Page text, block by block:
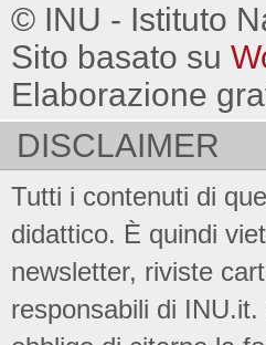
© INU - Istituto
Sito basato su
Elaborazione
DISCLAIMER
Tutti i contenuti di
didattico. È quindi
newsletter, riviste
responsabili di